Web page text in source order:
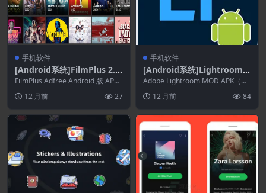
手机软件
[Android系统]FilmPlus 2.3.
3r
FilmPlus Adfree Android 版 APK
12 月前 27
手机软件
[Android系统]Lightroom P
hoto & Video Editor 10.5.0
Adobe Lightroom MOD APK（高
12 月前 84